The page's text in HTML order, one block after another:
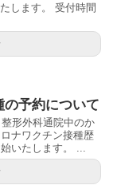
します。 受付時間
予約について
形外科通院中のか
ナワクチン接種歴
いたします。 ...